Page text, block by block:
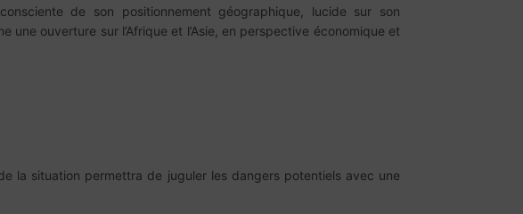
de son positionnement géographique, lucide sur son
ouverture sur l’Afrique et l’Asie, en perspective économique et
la situation permettra de juguler les dangers potentiels avec une